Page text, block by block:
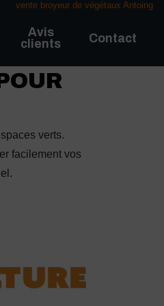
vente broyeur de végétaux Antoing
Avis
clients
Contact
verts.
facilement vos